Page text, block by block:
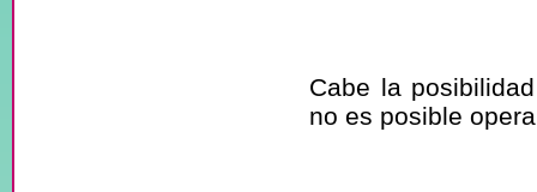
Cabe la
no es posible